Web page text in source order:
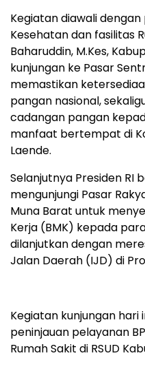
Kegiatan diawali
Kesehatan dan fasilitas
Baharuddin, M.Kes,
kunjungan ke Pasar
memastikan
pangan nasional,
cadangan pangan
manfaat bertempat di
Laende.
Selanjutnya Presiden RI
mengunjungi Pasar
Muna Barat untuk
Kerja (BMK) kepada
dilanjutkan dengan
Jalan Daerah (IJD) di
Kegiatan kunjungan hari
peninjauan pelayanan
Rumah Sakit di RSUD